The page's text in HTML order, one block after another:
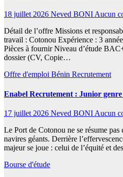
18 juillet 2026 Neved BONIAucun
Détail de l’offre Missions et
travail : Cotonou Expérience : 3
Pièces à fournir Niveau d’étude
dossier (CV, Copie…
Offre d'emploi Bénin Recrutement
Enabel Recrutement : Junior
17 juillet 2026 Neved BONI Aucun
Le Port de Cotonou ne se résume pas
navires géants. Derrière
majeur se joue : celui de l’équité et
Bourse d'étude